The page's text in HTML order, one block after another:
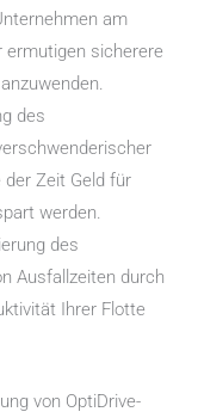
am
ermutigen sicherere
des
Zeit Geld für
werden.
des
Ausfallzeiten durch
Ihrer Flotte
von OptiDrive-